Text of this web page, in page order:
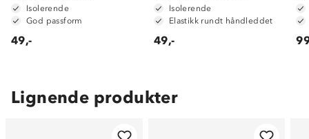
Isolerende
God passform
49,-
Isolerende
Elastikk rundt håndleddet
49,-
Lignende produkter